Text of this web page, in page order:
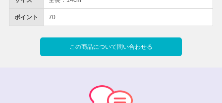
ポイント 70
この商品について問い合わせる